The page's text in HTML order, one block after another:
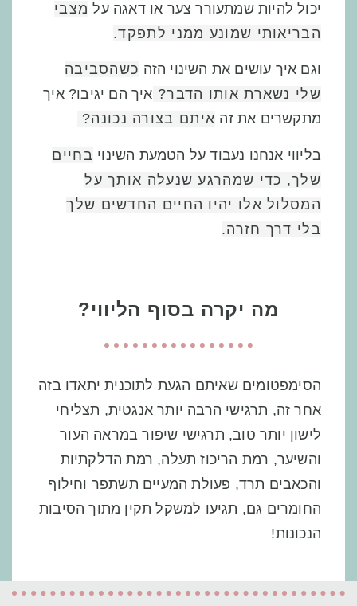
יכול להיות שמתעורר צער או דאגה על מצבי
הבריאותי שמונע ממני לתפקד.
וגם איך עושים את השינוי הזה כשהסביבה
שלי נשארת אותו הדבר? איך הם יגיבו? איך
מתקשרים את זה איתם בצורה נכונה?
בליווי אנחנו נעבוד על הטמעת השינוי בחיים
שלך, כדי שמהרגע שנעלה אותך על
המסלול אלו יהיו החיים החדשים שלך
בלי דרך חזרה.
מה יקרה בסוף הליווי?
הסימפטומים שאיתם הגעת לתוכנית יתאדו בזה
אחר זה, תרגישי הרבה יותר אנגטית, תצליחי
לישון יותר טוב, תרגישי שיפור במראה העור
והשיער, רמת הריכוז תעלה, רמת הדלקתיות
והכאבים תרד, פעולת המעיים תשתפר וחילוף
החומרים גם, תגיעו למשקל תקין מתוך הסיבות
הנכונות!